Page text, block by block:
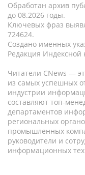
Обработан архив
до 08.2026 годы.
Ключевых фраз
724624.
Создано именных
Редакция Индексной
Читатели CNews —
из самых успешных
индустрии
составляют топ-
департаментов
региональных
промышленных
руководители и
информационных